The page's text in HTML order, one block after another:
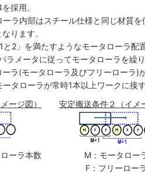
採用。
ラ内部はスチール仕様と同じ材質
ります。
2」を満たすようなモータローラ配
ラメータに従ってモータローラを繰
ーラ(モータローラ及びフリーローラ
ータローラが常時1本以上ワークに接
ージ図）
ーラ本数
安定搬送条件２（イメ
M：モータロー
F：フリーロー